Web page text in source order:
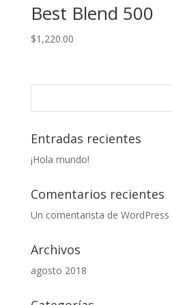
Best Blend 500
$1,220.00
Entradas recientes
¡Hola mundo!
Comentarios recientes
Un comentarista de WordPress
Archivos
agosto 2018